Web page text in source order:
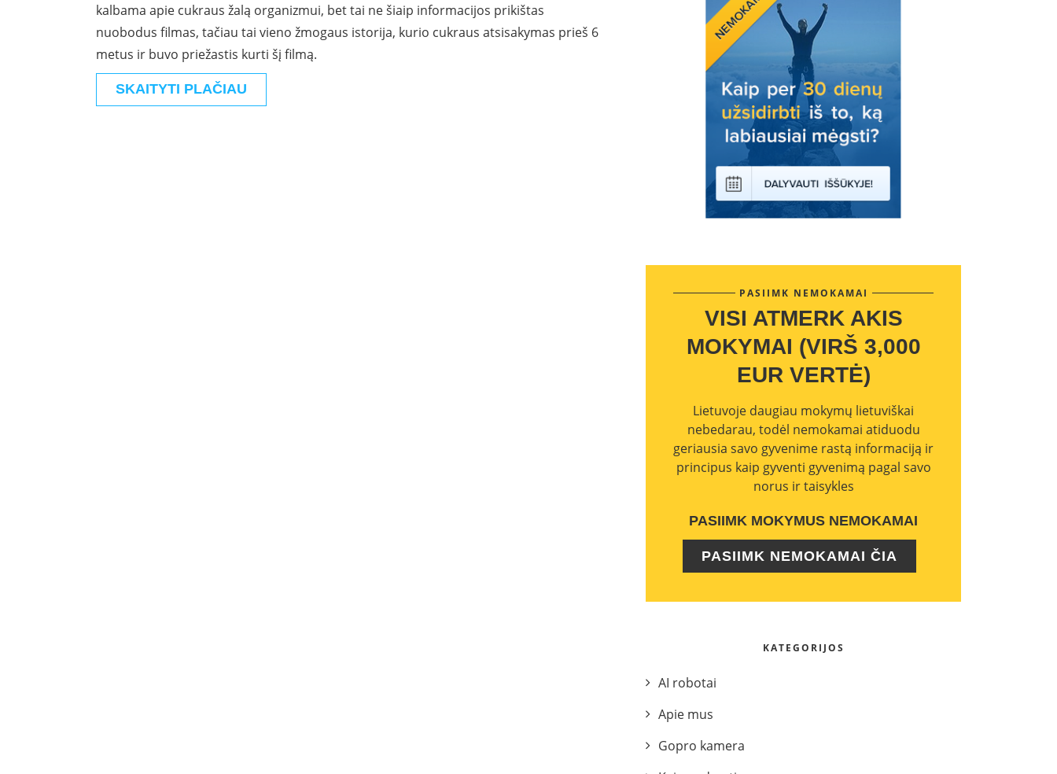
kalbama apie cukraus žalą organizmui, bet tai ne šiaip informacijos prikištas
nuobodus filmas, tačiau tai vieno žmogaus istorija, kurio cukraus atsisakymas prieš 6
metus ir buvo priežastis kurti šį filmą.
SKAITYTI PLAČIAU
PASIIMK NEMOKAMAI
VISI ATMERK AKIS
MOKYMAI (VIRŠ 3,000
EUR VERTĖ)
Lietuvoje daugiau mokymų lietuviškai
nebedarau, todėl nemokamai atiduodu
geriausia savo gyvenime rastą informaciją ir
principus kaip gyventi gyvenimą pagal savo
norus ir taisykles
PASIIMK MOKYMUS NEMOKAMAI
PASIIMK NEMOKAMAI ČIA
KATEGORIJOS
AI robotai
Apie mus
Gopro kamera